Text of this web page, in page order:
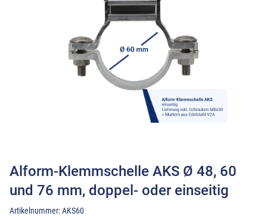
Alform-Klemmschelle AKS Ø 48, 60
und 76 mm, doppel- oder einseitig
Artikelnummer:AKS60